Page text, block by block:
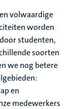
volwaardige
worden
studenten,
soorten
we nog betere
en
medewerkers